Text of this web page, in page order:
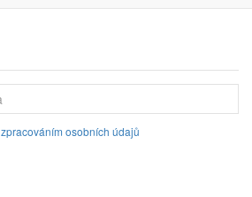
zpracováním osobních údajů